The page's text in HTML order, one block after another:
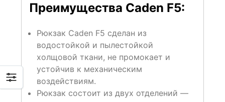
Преимущества Caden F5:
Рюкзак Caden F5 сделан из
водостойкой и пылестойкой
холщовой ткани, не промокает и
устойчив к механическим
воздействиям.
Рюкзак состоит из двух отделений —